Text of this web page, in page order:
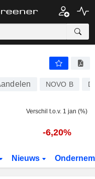
NOVO B
Verschil t.o.v. 1 jan (%)
-6,20%
Nieuws